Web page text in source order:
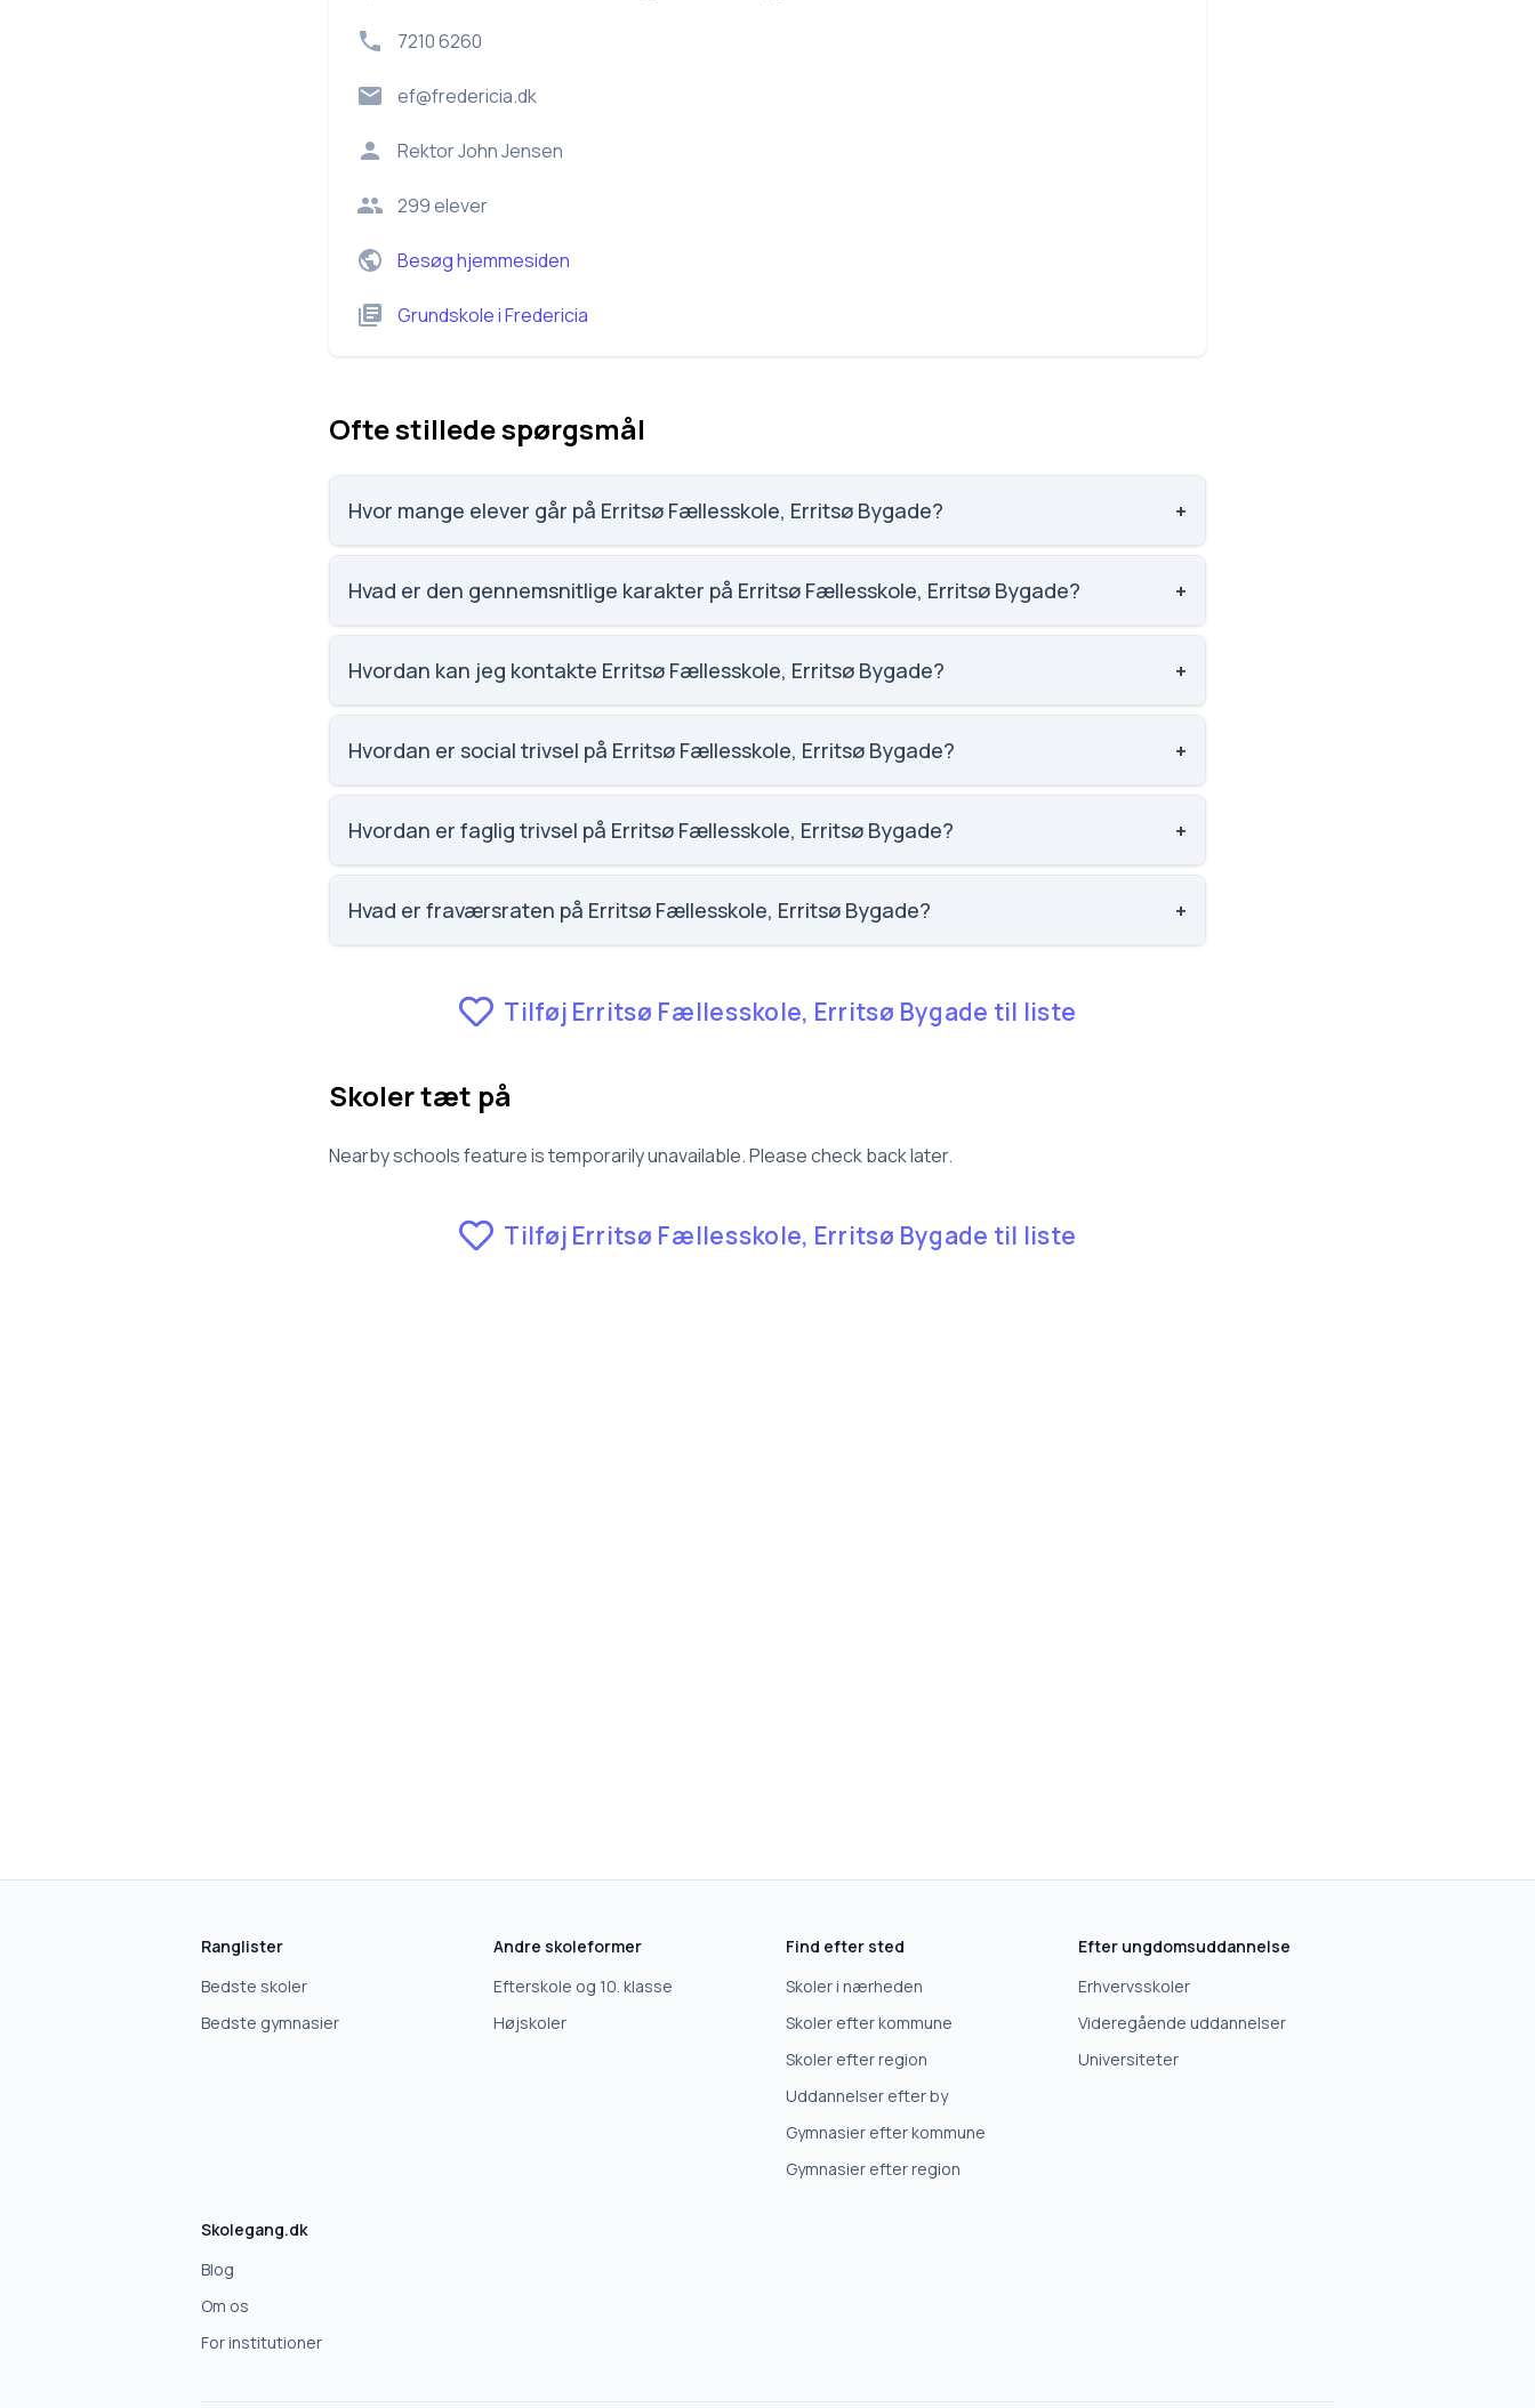
7210 6260
ef@fredericia.dk
RektorJohn Jensen
299elever
Besøg hjemmesiden
GrundskoleiFredericia
Ofte stillede spørgsmål
Hvor mange elever går på Erritsø Fællesskole, Erritsø Bygade? +
Erritsø Fællesskole, Erritsø Bygade har 299 elever, hvilket gør den til nummer 925 ud af 3143 skoler.
Hvad er den gennemsnitlige karakter på Erritsø Fællesskole, Erritsø Bygade? +
Karaktergennemsnittet på Erritsø Fællesskole, Erritsø Bygade er 7.2, nummer 838 ud af 3143 skoler.
Hvordan kan jeg kontakte Erritsø Fællesskole, Erritsø Bygade? +
Email: ef@fredericia.dk. Telefon: 7210 6260. Adresse: Erritsø Fællesskole, Erritsø Bygade Erritsø
Bygade 15, 7000 Fredericia. Skoleleder: John Jensen.
Hvordan er social trivsel på Erritsø Fællesskole, Erritsø Bygade? +
Social trivsel på Erritsø Fællesskole, Erritsø Bygade er 3.9 ud af 5, nummer 990 ud af 3143 skoler.
Scoren er baseret på elevernes egne besvarelser.
Hvordan er faglig trivsel på Erritsø Fællesskole, Erritsø Bygade? +
Faglig trivsel på Erritsø Fællesskole, Erritsø Bygade er 3.7 ud af 5, nummer 366 ud af 3143 skoler.
Scoren er baseret på elevernes egne besvarelser.
Hvad er fraværsraten på Erritsø Fællesskole, Erritsø Bygade? +
Tilføj Erritsø Fællesskole, Erritsø Bygade til liste
Skoler tæt på
Nearby schools feature is temporarily unavailable. Please check back later.
Tilføj Erritsø Fællesskole, Erritsø Bygade til liste
Ranglister
Bedste skoler
Bedste gymnasier
Andre skoleformer
Efterskole og 10. klasse
Højskoler
Find efter sted
Skoler i nærheden
Skoler efter kommune
Skoler efter region
Uddannelser efter by
Gymnasier efter kommune
Gymnasier efter region
Efter ungdomsuddannelse
Erhvervsskoler
Videregående uddannelser
Universiteter
Skolegang.dk
Blog
Om os
For institutioner